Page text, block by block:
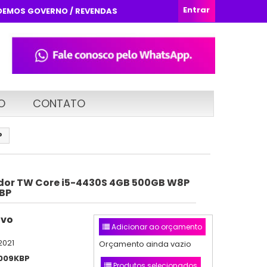
Entrar
GOVERNO / REVENDAS
CONTATO
TW Core i5-4430S 4GB 500GB W8P
Adicionar ao orçamento
Orçamento ainda vazio